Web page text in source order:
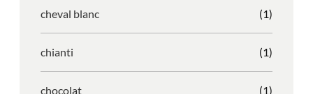
cheval blanc (1)
chianti (1)
chocolat (1)